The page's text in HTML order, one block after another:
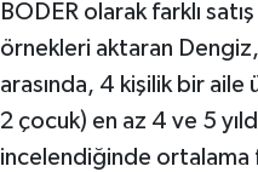
BODER olarak farklı
örnekleri aktaran
arasında, 4 kişilik bir aile
2 çocuk) en az 4 ve 5
incelendiğinde